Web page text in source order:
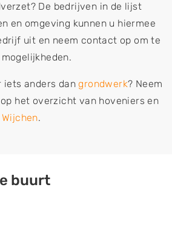
De bedrijven in de lijst
en omgeving kunnen u hiermee
uit en neem contact op om te
iets anders dangrondwerk? Neem
het overzicht van hoveniers en
Wijchen.
buurt